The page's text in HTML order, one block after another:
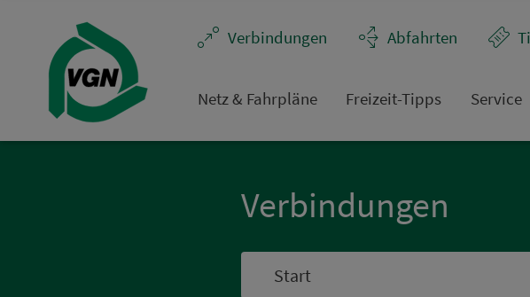
Ver­bin­dungen
Abfahrten
Netz & Fahrpläne Frei­zeit-Tipps Service
Ver­bin­dungen